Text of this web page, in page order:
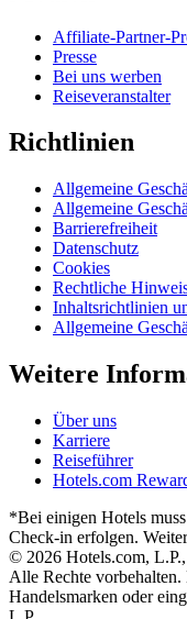
Affiliate-Partner-
Presse
Bei uns werben
Reiseveranstalter
Richtlinien
Allgemeine
Allgemeine
Barrierefreiheit
Datenschutz
Cookies
Rechtliche
Inhaltsrichtlinien
Allgemeine
Weitere
Über uns
Karriere
Reiseführer
Hotels.com
*Bei einigen Hotels
Check-in erfolgen.
© 2026 Hotels.com,
Alle Rechte
Handelsmarken oder